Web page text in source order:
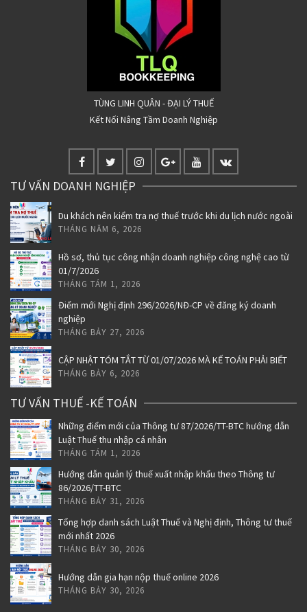
TÙNG LINH QUÂN - ĐẠI LÝ THUẾ
Kết Nối Nâng Tầm Doanh Nghiệp
TƯ VẤN DOANH NGHIỆP
Du khách nên kiểm tra nợ thuế trước khi du lịch nước ngoài
THÁNG NĂM 6, 2026
Hồ sơ, thủ tục công nhận doanh nghiệp công nghệ cao từ
01/7/2026
THÁNG TÁM 1, 2026
Điểm mới Nghị định 296/2026/NĐ-CP về đăng ký doanh
nghiệp
THÁNG BẢY 27, 2026
CẬP NHẬT TÓM TẮT TỪ 01/07/2026 MÀ KẾ TOÁN PHẢI BIẾT
THÁNG BẢY 6, 2026
TƯ VẤN THUẾ -KẾ TOÁN
Những điểm mới của Thông tư 87/2026/TT-BTC hướng dẫn
Luật Thuế thu nhập cá nhân
THÁNG TÁM 1, 2026
Hướng dẫn quản lý thuế xuất nhập khẩu theo Thông tư
86/2026/TT-BTC
THÁNG BẢY 31, 2026
Tổng hợp danh sách Luật Thuế và Nghị định, Thông tư thuế
mới nhất 2026
THÁNG BẢY 30, 2026
Hướng dẫn gia hạn nộp thuế online 2026
THÁNG BẢY 30, 2026